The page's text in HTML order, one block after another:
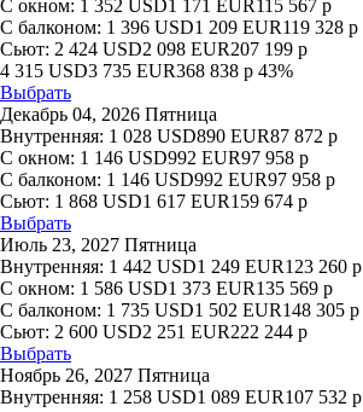
С окном: 1 352 USD1 171 EUR115 567 р
С балконом: 1 396 USD1 209 EUR119 328 р
Сьют: 2 424 USD2 098 EUR207 199 р
4 315 USD3 735 EUR368 838 р 43%
Выбрать
Декабрь 04, 2026 Пятница
Внутренняя: 1 028 USD890 EUR87 872 р
С окном: 1 146 USD992 EUR97 958 р
С балконом: 1 146 USD992 EUR97 958 р
Сьют: 1 868 USD1 617 EUR159 674 р
Выбрать
Июль 23, 2027 Пятница
Внутренняя: 1 442 USD1 249 EUR123 260 р
С окном: 1 586 USD1 373 EUR135 569 р
С балконом: 1 735 USD1 502 EUR148 305 р
Сьют: 2 600 USD2 251 EUR222 244 р
Выбрать
Ноябрь 26, 2027 Пятница
Внутренняя: 1 258 USD1 089 EUR107 532 р